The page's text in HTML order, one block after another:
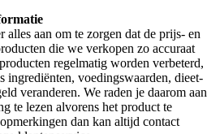
aan om te zorgen dat de prijs- en
die we verkopen zo accuraat
regelmatig worden verbeterd,
ingrediënten, voedingswaarden, dieet-
veranderen. We raden je daarom aan
te lezen alvorens het product te
dan kan altijd contact